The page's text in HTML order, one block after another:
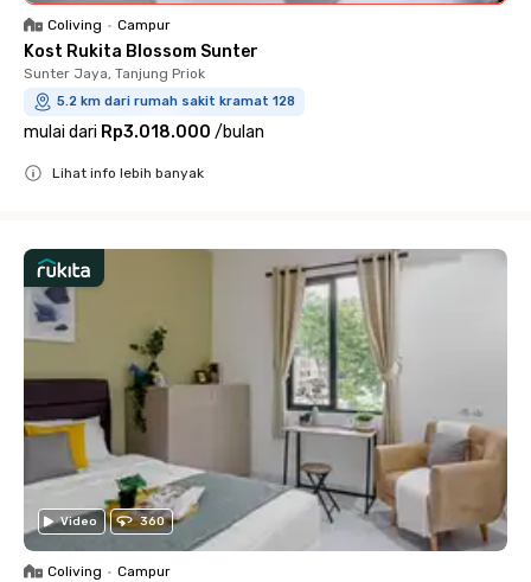
Coliving • Campur
Kost Rukita Blossom Sunter
Sunter Jaya, Tanjung Priok
5.2 km dari rumah sakit kramat 128
mulai dari Rp3.018.000 /bulan
Lihat info lebih banyak
Video 360
Coliving • Campur